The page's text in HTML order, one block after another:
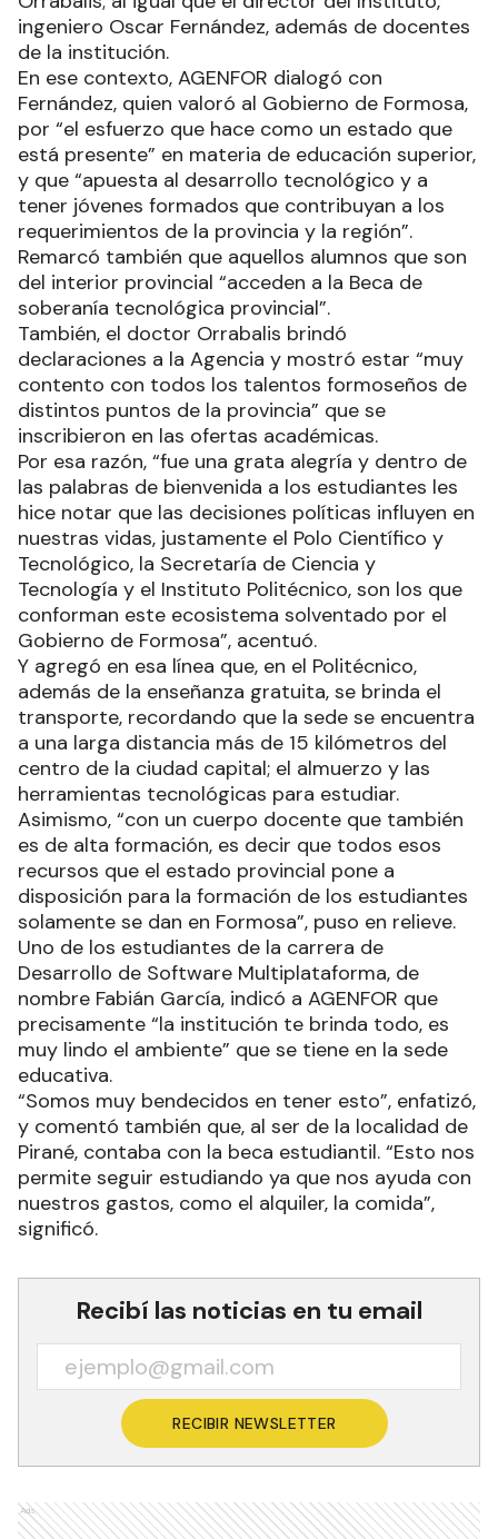
ingeniero Oscar Fernández, además de docentes
de la institución.
En ese contexto, AGENFOR dialogó con
Fernández, quien valoró al Gobierno de Formosa,
por “el esfuerzo que hace como un estado que
está presente” en materia de educación superior,
y que “apuesta al desarrollo tecnológico y a
tener jóvenes formados que contribuyan a los
requerimientos de la provincia y la región”.
Remarcó también que aquellos alumnos que son
del interior provincial “acceden a la Beca de
soberanía tecnológica provincial”.
También, el doctor Orrabalis brindó
declaraciones a la Agencia y mostró estar “muy
contento con todos los talentos formoseños de
distintos puntos de la provincia” que se
inscribieron en las ofertas académicas.
Por esa razón, “fue una grata alegría y dentro de
las palabras de bienvenida a los estudiantes les
hice notar que las decisiones políticas influyen en
nuestras vidas, justamente el Polo Científico y
Tecnológico, la Secretaría de Ciencia y
Tecnología y el Instituto Politécnico, son los que
conforman este ecosistema solventado por el
Gobierno de Formosa”, acentuó.
Y agregó en esa línea que, en el Politécnico,
además de la enseñanza gratuita, se brinda el
transporte, recordando que la sede se encuentra
a una larga distancia más de 15 kilómetros del
centro de la ciudad capital; el almuerzo y las
herramientas tecnológicas para estudiar.
Asimismo, “con un cuerpo docente que también
es de alta formación, es decir que todos esos
recursos que el estado provincial pone a
disposición para la formación de los estudiantes
solamente se dan en Formosa”, puso en relieve.
Uno de los estudiantes de la carrera de
Desarrollo de Software Multiplataforma, de
nombre Fabián García, indicó a AGENFOR que
precisamente “la institución te brinda todo, es
muy lindo el ambiente” que se tiene en la sede
educativa.
“Somos muy bendecidos en tener esto”, enfatizó,
y comentó también que, al ser de la localidad de
Pirané, contaba con la beca estudiantil. “Esto nos
permite seguir estudiando ya que nos ayuda con
nuestros gastos, como el alquiler, la comida”,
significó.
Recibí las noticias en tu email
RECIBIR NEWSLETTER
Ads